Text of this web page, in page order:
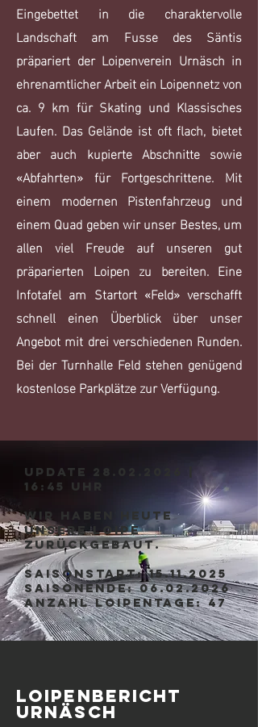
Eingebettet in die charaktervolle
Landschaft am Fusse des Säntis
präpariert der Loipenverein Urnäsch in
ehrenamtlicher Arbeit ein Loipennetz von
ca. 9 km für Skating und Klassisches
Laufen. Das Gelände ist oft flach, bietet
aber auch kupierte Abschnitte sowie
«Abfahrten» für Fortgeschrittene. Mit
einem modernen Pistenfahrzeug und
einem Quad geben wir unser Bestes, um
allen viel Freude auf unseren gut
präparierten Loipen zu bereiten. Eine
Infotafel am Startort «Feld» verschafft
schnell einen Überblick über unser
Angebot mit drei verschiedenen Runden.
Bei der Turnhalle Feld stehen genügend
kostenlose Parkplätze zur Verfügung.
Update 28.02.2026
16:45 Uhr
Wir haben heute
unsere Loipe
zurückgebaut.
Saisonstart:15.11.2025
SaisonEnde: 06.02.2026
Anzahl Loipentage: 47
Loipenbericht
Urnäsch